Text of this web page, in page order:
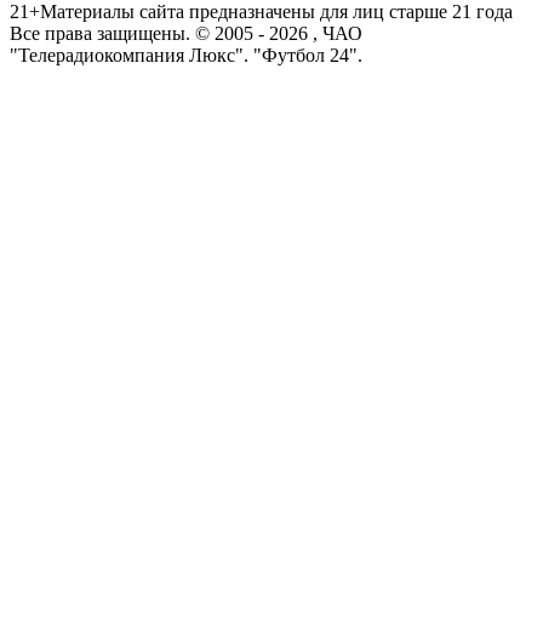
21+Материалы сайта предназначены для лиц старше 21 года
Все права защищены. © 2005 - 2026 , ЧАО
"Телерадиокомпания Люкс". "Футбол 24".